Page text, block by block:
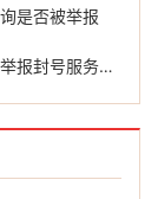
是否被举报
举报才能有效维权？